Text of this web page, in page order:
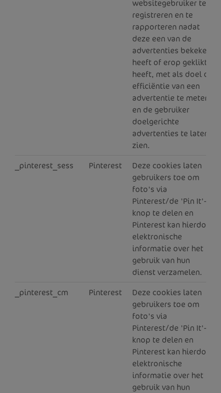
websitegebruiker te
registreren en te
rapporteren nadat
deze een van de
advertenties bekeken
heeft of erop geklikt
heeft, met als doel de
efficiëntie van een
advertentie te meten
en de gebruiker
doelgerichte
advertenties te laten
zien.
_pinterest_sess Pinterest
Deze cookies laten
gebruikers toe om
foto's via
Pinterest/de 'Pin It'-
knop te delen en
Pinterest kan hierdoor
elektronische
informatie over het
gebruik van hun
dienst verzamelen.
_pinterest_cm Pinterest
Deze cookies laten
gebruikers toe om
foto's via
Pinterest/de 'Pin It'-
knop te delen en
Pinterest kan hierdoor
elektronische
informatie over het
gebruik van hun